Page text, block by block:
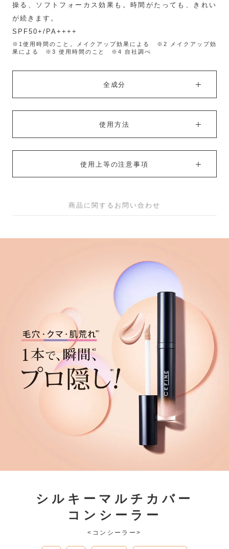
操る、ソフトフォーカス効果も。時間がたっても、きれい
が続きます。
SPF50+/PA++++
※1使用時間のこと。メイクアップ効果による ※2 メイクアップ効
果による ※3 使用時間のこと ※4 自社調べ
全成分
使用方法
使用上等の注意事項
商品に関するお問い合わせ
シルキーマルチカバー
コンシーラー
<コンシーラー>